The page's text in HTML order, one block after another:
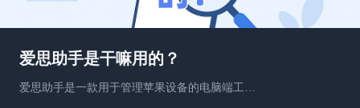
爱思助手是干嘛用的？
爱思助手是一款用于管理苹果设备的电脑端工…